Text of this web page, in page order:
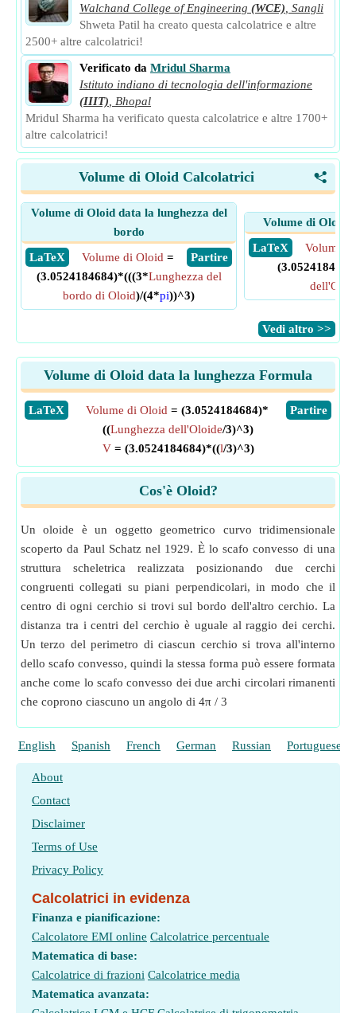
Walchand College of Engineering (WCE) Sangli
Shweta Patil ha creato questa calcolatrice e altre
2500+ altre calcolatrici!
Verificato da Mridul Sharma
Istituto indiano di tecnologia dell'informazione
(IIIT)
Bhopal
Mridul Sharma ha verificato questa calcolatrice e altre 1700+
altre calcolatrici!
<
Volume di Oloid Calcolatrici
Volume di Oloid data la lunghezza del
bordo
​ LaTeX
​ Partire
Volume di Oloid =
(3.0524184684)*(((3*Lunghezza del
bordo di Oloid)/(4*pi))^3)
Volume di Oloid
​ LaTeX
Volume
​Vedi altro >>
Volume di Oloid data la lunghezza Formula
​LaTeX ​Partire
Volume di Oloid = (3.0524184684)*
((Lunghezza dell'Oloide/3)^3)
V= (3.0524184684)*((l/3)^3)
Cos'è Oloid?
Un oloide è un oggetto geometrico curvo tridimensionale
scoperto da Paul Schatz nel 1929. È lo scafo convesso di una
struttura scheletrica realizzata posizionando due cerchi
congruenti collegati su piani perpendicolari, in modo che il
centro di ogni cerchio si trovi sul bordo dell'altro cerchio. La
distanza tra i centri del cerchio è uguale al raggio dei cerchi.
Un terzo del perimetro di ciascun cerchio si trova all'interno
dello scafo convesso, quindi la stessa forma può essere formata
anche come lo scafo convesso dei due archi circolari rimanenti
che coprono ciascuno un angolo di 4π / 3
English Spanish French German Russian Portuguese
About
Contact
Disclaimer
Terms of Use
Privacy Policy
Calcolatrici in evidenza
Finanza e pianificazione:
Calcolatore EMI online Calcolatrice percentuale
Matematica di base:
Calcolatrice di frazioni Calcolatrice media
Matematica avanzata: